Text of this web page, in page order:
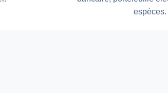
espèces.